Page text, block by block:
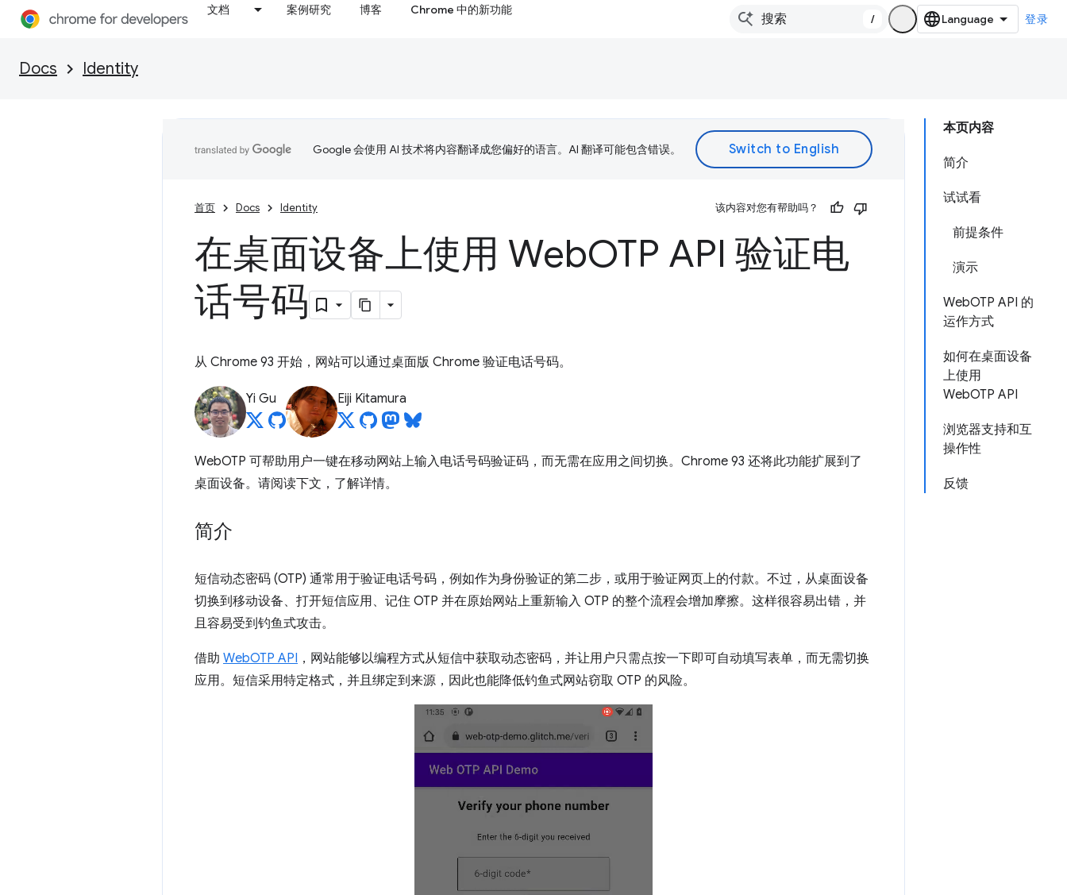
文档 案例研究 博客 Chrome 中的新功能
/ 登录
Docs Identity
本页内容
简介
试试看
前提条件
演示
WebOTP API 的
运作方式
如何在桌面设备
上使用
WebOTP API
浏览器支持和互
操作性
反馈
Google 会使用 AI 技术将内容翻译成您偏好的语言。AI 翻译可能包含错误。
首页 Docs Identity 该内容对您有帮助吗？
在桌面设备上使用 WebOTP API 验证电
话号码
从 Chrome 93 开始，网站可以通过桌面版 Chrome 验证电话号码。
Yi Gu Eiji Kitamura
WebOTP 可帮助用户一键在移动网站上输入电话号码验证码，而无需在应用之间切换。Chrome 93 还将此功能扩展到了
桌面设备。请阅读下文，了解详情。
简介
短信动态密码 (OTP) 通常用于验证电话号码，例如作为身份验证的第二步，或用于验证网页上的付款。不过，从桌面设备
切换到移动设备、打开短信应用、记住 OTP 并在原始网站上重新输入 OTP 的整个流程会增加摩擦。这样很容易出错，并
且容易受到钓鱼式攻击。
借助 WebOTP API ，网站能够以编程方式从短信中获取动态密码，并让用户只需点按一下即可自动填写表单，而无需切换
应用。短信采用特定格式，并且绑定到来源，因此也能降低钓鱼式网站窃取 OTP 的风险。